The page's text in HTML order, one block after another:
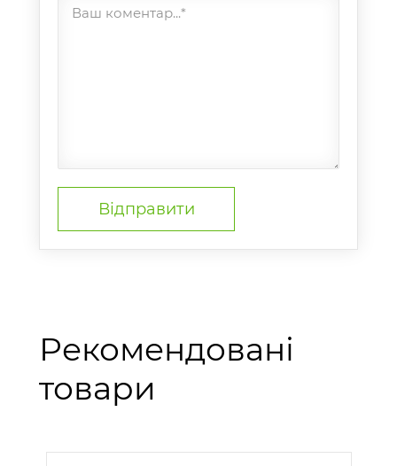
Ваш коментар...*
Рекомендовані
товари